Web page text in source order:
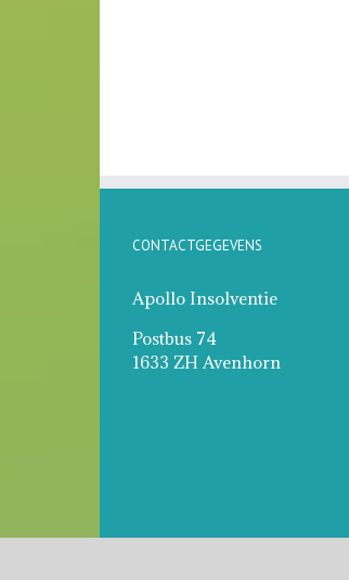
CONTACTGEGEVENS
Apollo Insolventie
Postbus 74
1633 ZH Avenhorn